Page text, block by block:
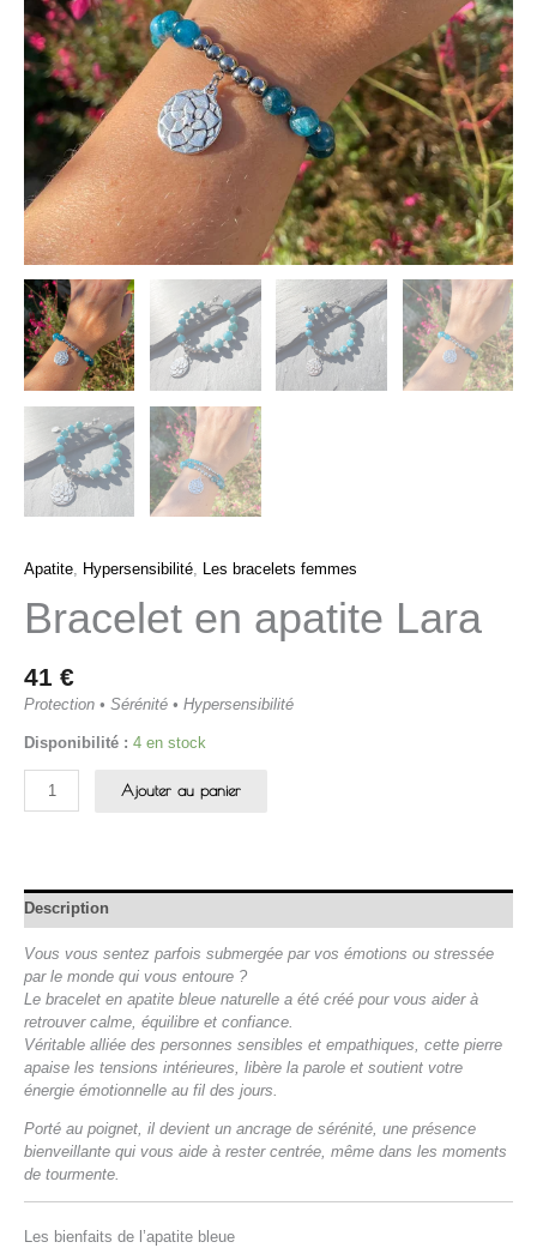
Apatite, Hypersensibilité, Les bracelets femmes
Bracelet en apatite Lara
41 €
Protection • Sérénité • Hypersensibilité
Disponibilité : 4 en stock
Ajouter au panier
Description
Vous vous sentez parfois submergée par vos émotions ou stressée
par le monde qui vous entoure ?
Le bracelet en apatite bleue naturelle a été créé pour vous aider à
retrouver calme, équilibre et confiance.
Véritable alliée des personnes sensibles et empathiques, cette pierre
apaise les tensions intérieures, libère la parole et soutient votre
énergie émotionnelle au fil des jours.
Porté au poignet, il devient un ancrage de sérénité, une présence
bienveillante qui vous aide à rester centrée, même dans les moments
de tourmente.
Les bienfaits de l’apatite bleue